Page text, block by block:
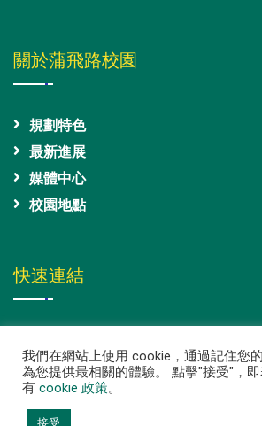
關於蒲飛路校園
規劃特色
最新進展
媒體中心
校園地點
快速連結
出版刊物
聯絡我們
港大學生
我們在網站上使用 cookie，通過記住您
為您提供最相關的體驗。 點擊"接受"，
有 cookie 政策。
接受